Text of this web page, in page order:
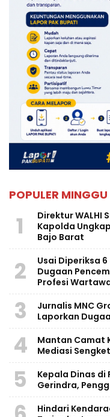
POPULER
1
Direktur WALHI
Kapolda
Bajo Barat
2
Usai Diperiksa
Dugaan
Profesi
3
Jurnalis MNC
Laporkan
4
Mantan Camat
Mediasi
5
Kepala Dinas di
Gerindra,
Hindari